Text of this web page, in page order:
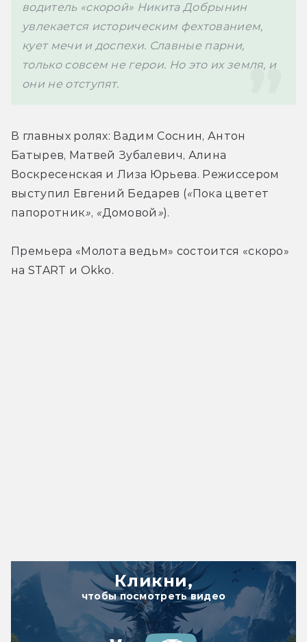
увлекается историческим фехтованием,
кует мечи и доспехи. Славные парни,
только совсем не герои. Но это их земля, и
они не отступят.
В главных ролях: Вадим Соснин, Антон
Батырев, Матвей Зубалевич, Алина
Воскресенская и Лиза Юрьева. Режиссером
выступил Евгений Бедарев («Пока цветет
папоротник», «Домовой »).
Премьера «Молота ведьм» состоится «скоро»
на START и Okko.
Кликни,
чтобы посмотреть видео